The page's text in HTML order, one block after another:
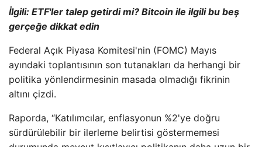
İlgili: ETF'ler talep getirdi mi? Bitcoin ile ilgili bu beş
gerçeğe dikkat edin
Federal Açık Piyasa Komitesi'nin (FOMC) Mayıs
ayındaki toplantısının son tutanakları da herhangi bir
politika yönlendirmesinin masada olmadığı fikrinin
altını çizdi.
Raporda, “Katılımcılar, enflasyonun %2'ye doğru
sürdürülebilir bir ilerleme belirtisi göstermemesi